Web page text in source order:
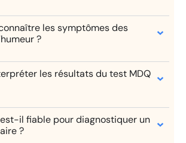
les symptômes des
?
les résultats du test MDQ
il fiable pour diagnostiquer un
?